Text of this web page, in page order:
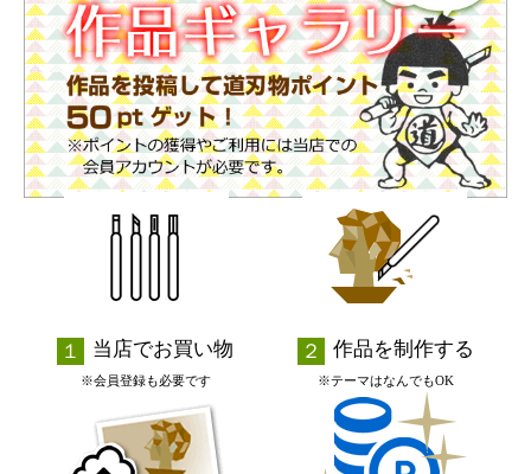
当店でお買い物
※会員登録も必要です
作品を制作する
※テーマはなんでもOK